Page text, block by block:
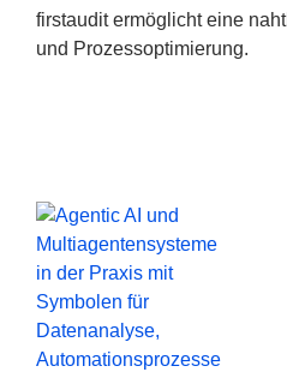
firstaudit ermöglicht eine
und Prozessoptimierung.